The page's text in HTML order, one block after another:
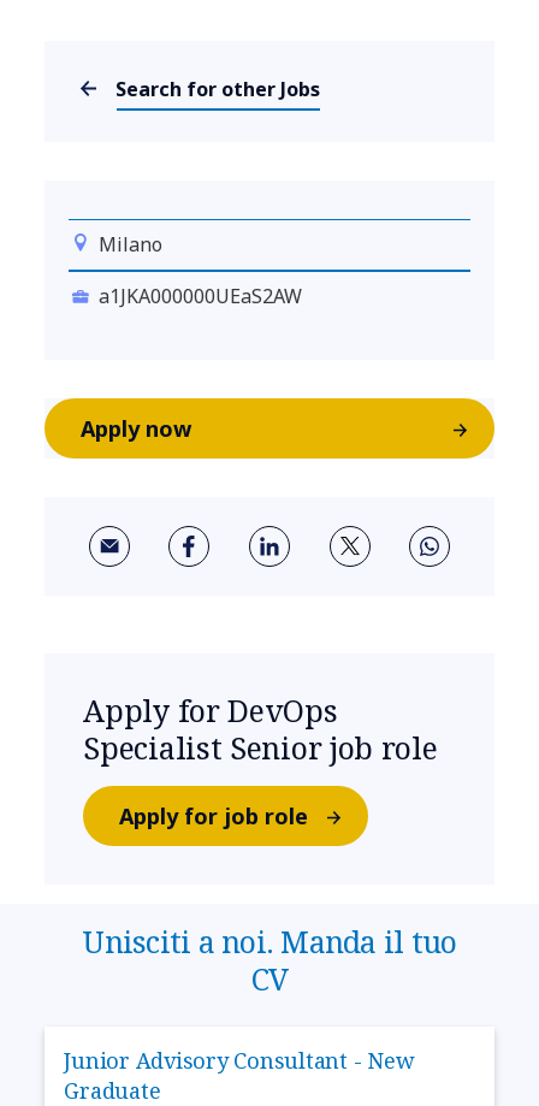
Search for other Jobs
Milano
a1JKA000000UEaS2AW
Apply now
Apply for DevOps
Specialist Senior job role
Apply for job role
Unisciti a noi. Manda il tuo
CV
Junior Advisory Consultant - New
Graduate